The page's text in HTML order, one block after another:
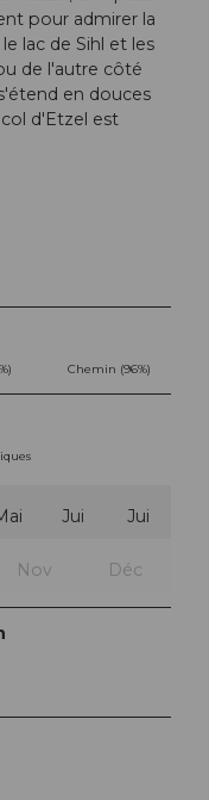
pour admirer la
lac de Sihl et les
de l'autre côté
en douces
d'Etzel est
Chemin (96%)
Jui Jui
Nov Déc